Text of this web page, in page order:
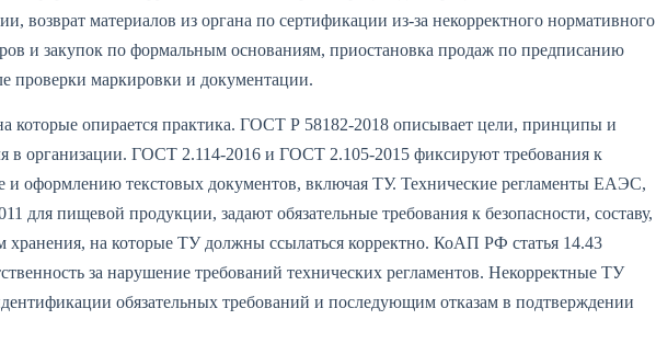
возврат материалов из органа по сертификации из‑за некорректного нормативного
и закупок по формальным основаниям, приостановка продаж по предписанию
проверки маркировки и документации.
которые опирается практика. ГОСТ Р 58182-2018 описывает цели, принципы и
в организации. ГОСТ 2.114-2016 и ГОСТ 2.105-2015 фиксируют требования к
и оформлению текстовых документов, включая ТУ. Технические регламенты ЕАЭС,
для пищевой продукции, задают обязательные требования к безопасности, составу,
хранения, на которые ТУ должны ссылаться корректно. КоАП РФ статья 14.43
за нарушение требований технических регламентов. Некорректные ТУ
обязательных требований и последующим отказам в подтверждении